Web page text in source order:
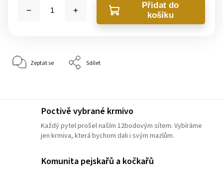
Přidat do
košíku
Zeptat se Sdílet
Poctivě vybrané krmivo
Každý pytel prošel naším 12bodovým sítem. Vybíráme
jen krmiva, která bychom dali i svým mazlům.
Komunita pejskařů a kočkařů